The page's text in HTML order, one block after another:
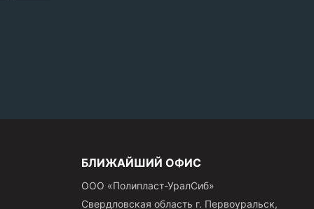
БЛИЖАЙШИЙ ОФИС
ООО «Полипласт-УралСиб»
Свердловская область г. Первоуральск,